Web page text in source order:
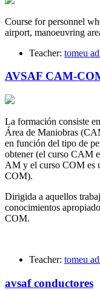
Course for personnel
airport, manoeuvring
Teacher: tomeu
AVSAF CAM-
La formación consiste
Área de Maniobras
en función del tipo de
obtener (el curso CAM
AM y el curso COM es
COM).
Dirigida a aquellos
conocimientos
COM.
Teacher: tomeu
avsaf conductores